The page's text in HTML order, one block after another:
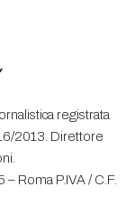
registrata
2013. Direttore
Roma P.IVA / C.F.